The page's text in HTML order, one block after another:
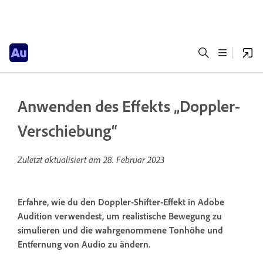
Anwenden des Effekts „Doppler-
Verschiebung“
Zuletzt aktualisiert am28. Februar 2023
Erfahre, wie du den Doppler-Shifter-Effekt in Adobe
Audition verwendest, um realistische Bewegung zu
simulieren und die wahrgenommene Tonhöhe und
Entfernung von Audio zu ändern.